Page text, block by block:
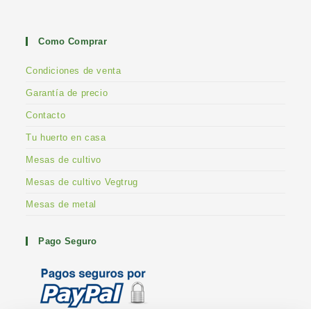
Como Comprar
Condiciones de venta
Garantía de precio
Contacto
Tu huerto en casa
Mesas de cultivo
Mesas de cultivo Vegtrug
Mesas de metal
Pago Seguro